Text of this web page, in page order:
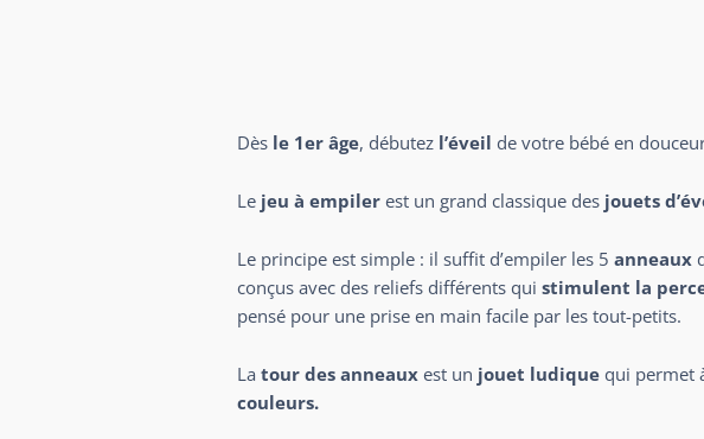
Dès le 1er âge, débutez l’éveil de votre bébé en
Le jeu à empilerest un grand classique des jouets
Le principe est simple : il suffit d’empiler les 5 anneaux
conçus avec des reliefs différents qui stimulent la
pensé pour une prise en main facile par les tout-petits.
La tour des anneauxest un jouet ludiquequi permet
couleurs.